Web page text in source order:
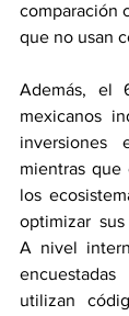
comparación
que no usan
Además, el
mexicanos
mientras que
los
optimizar
A nivel
utilizan